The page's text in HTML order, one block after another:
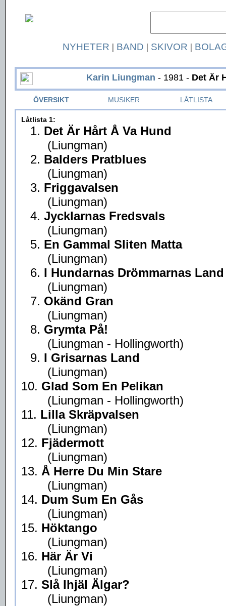
NYHETER | BAND | SKIVOR |
Karin Liungman - 1981 - Det Är
ÖVERSIKT MUSIKER LÅTLISTA
Låtlista 1:
1. Det Är Hårt Å Va Hund
(Liungman)
2. Balders Pratblues
(Liungman)
3. Friggavalsen
(Liungman)
4. Jycklarnas Fredsvals
(Liungman)
5. En Gammal Sliten Matta
(Liungman)
6. I Hundarnas Drömmarnas Land
(Liungman)
7. Okänd Gran
(Liungman)
8. Grymta På!
(Liungman - Hollingworth)
9. I Grisarnas Land
(Liungman)
10. Glad Som En Pelikan
(Liungman - Hollingworth)
11. Lilla Skräpvalsen
(Liungman)
12. Fjädermott
(Liungman)
13. Å Herre Du Min Stare
(Liungman)
14. Dum Sum En Gås
(Liungman)
15. Höktango
(Liungman)
16. Här Är Vi
(Liungman)
17. Slå Ihjäl Älgar?
(Liungman)